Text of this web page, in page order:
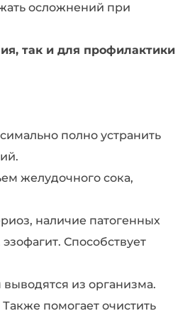
осложнений при
так и для профилактики
полно устранить
желудочного сока,
наличие патогенных
Способствует
из организма.
помогает очистить